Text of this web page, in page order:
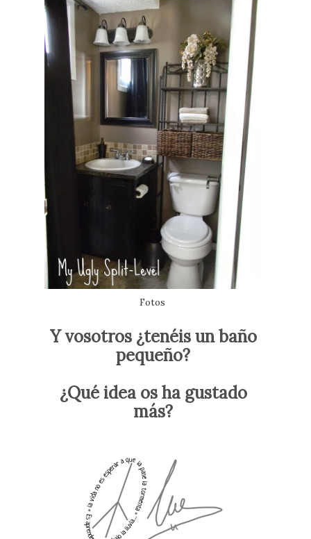
Fotos
Y vosotros ¿tenéis un baño
pequeño?
¿Qué idea os ha gustado
más?